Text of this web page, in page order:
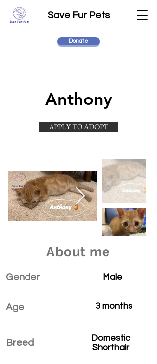
Save Fur Pets
Donate
Anthony
APPLY TO ADOPT
About me
Gender
Age
Breed
Male
3 months
Domestic
Shorthair